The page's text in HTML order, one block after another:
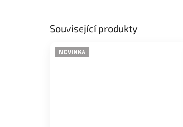
Související produkty
NOVINKA